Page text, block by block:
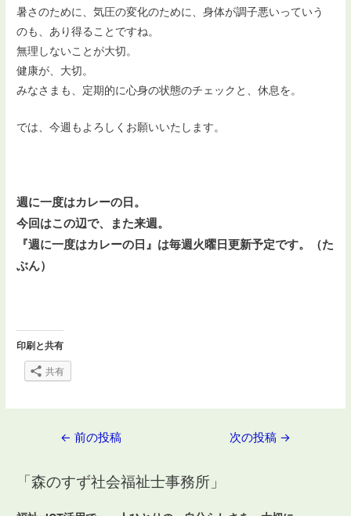
暑さのために、気圧の変化のために、身体が調子悪いっていう
のも、あり得ることですね。
無理しないことが大切。
健康が、大切。
みなさまも、定期的に心身の状態のチェックと、休息を。
では、今週もよろしくお願いいたします。
週に一度はカレーの日。
今回はこの辺で、
また来週。
『週に一度はカレーの日』は毎週火曜日更新予定です。
（た
ぶん）
印刷と共有
共有
ナ
← 前の投稿 次の投稿 →
「森のすず社会福祉士事務所」